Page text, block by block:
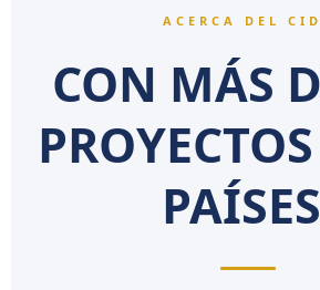
ACERCA DEL
CON MÁS